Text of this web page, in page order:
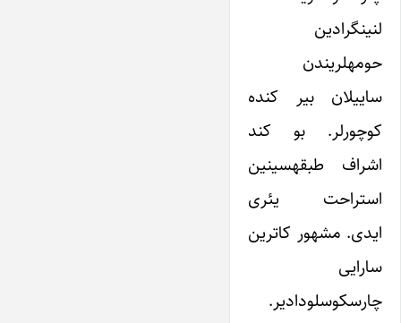
لنینگرادین
حومه‎لریندن
ساییلان بیر کنده
کوچورلر. بو کند
اشراف طبقه‎سی‎نین
استراحت یئری
ایدی. مشهور کاترین
سارایی
چارسکوسلودادیر.